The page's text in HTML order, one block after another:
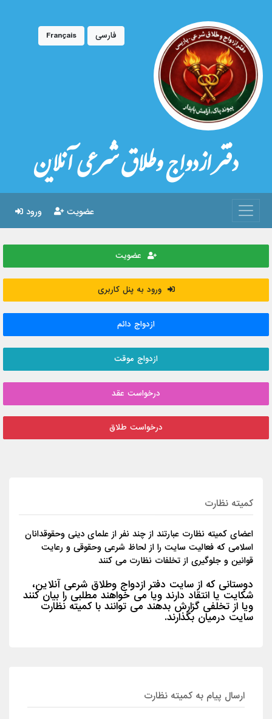
فارسی Français
دفتر ازدواج وطلاق شرعی آنلاین
ورود عضویت
عضویت
ورود به پنل کاربری
ازدواج دائم
ازدواج موقت
درخواست عقد
درخواست طلاق
کمیته نظارت
اعضای کمیته نظارت عبارتند از چند نفر از علمای دینی وحقوقدانان
اسلامی که فعالیت سایت را از لحاظ شرعی وحقوقی و رعایت
قوانین و جلوگیری از تخلفات نظارت می کنند
دوستانی که از سایت دفتر ازدواج وطلاق شرعی آنلاین،
شکایت یا انتقاد دارند ویا می خواهند مطلبی را بیان کنند
ویا از تخلفی گزارش بدهند می توانند با کمیته نظارت
سایت درمیان بگذارند.
ارسال پیام به کمیته نظارت